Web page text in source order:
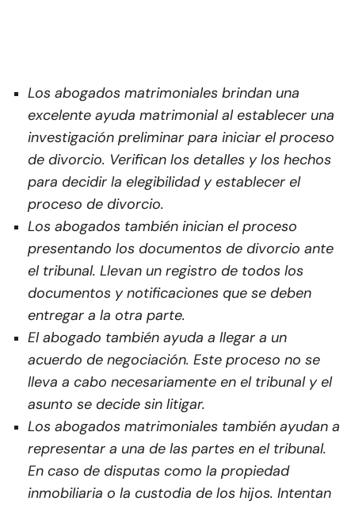
Los abogados matrimoniales brindan una
excelente ayuda matrimonial al establecer una
investigación preliminar para iniciar el proceso
de divorcio. Verifican los detalles y los hechos
para decidir la elegibilidad y establecer el
proceso de divorcio.
Los abogados también inician el proceso
presentando los documentos de divorcio ante
el tribunal. Llevan un registro de todos los
documentos y notificaciones que se deben
entregar a la otra parte.
El abogado también ayuda a llegar a un
acuerdo de negociación. Este proceso no se
lleva a cabo necesariamente en el tribunal y el
asunto se decide sin litigar.
Los abogados matrimoniales también ayudan a
representar a una de las partes en el tribunal.
En caso de disputas como la propiedad
inmobiliaria o la custodia de los hijos. Intentan